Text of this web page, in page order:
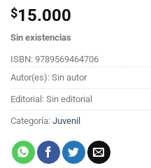
$15.000
Sin existencias
ISBN: 9789569464706
Autor(es): Sin autor
Editorial: Sin editorial
Categoría: Juvenil